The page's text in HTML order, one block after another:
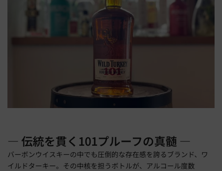
― 伝統を貫く101プルーフの真髄 ―
バーボンウイスキーの中でも圧倒的な存在感を誇るブランド、ワ
イルドターキー。その中核を担うボトルが、アルコール度数